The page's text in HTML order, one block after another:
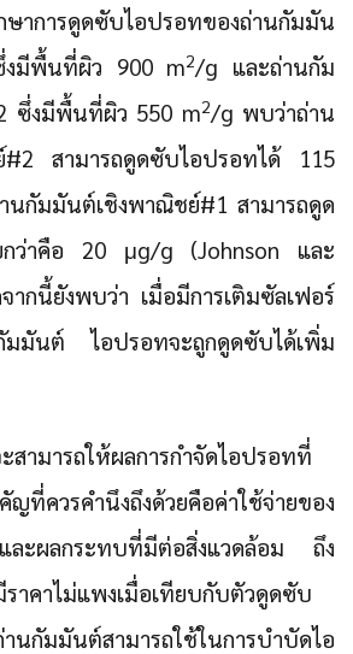
าการดูดซับไอปรอทของถ่านกัมมัน
มีพื้นที่ผิว 900 m2/g และถ่านกัม
ซึ่งมีพื้นที่ผิว 550 m2/g พบว่าถ่าน
สามารถดูดซับไอปรอทได้ 115
กัมมันต์เชิงพาณิชย์#1 สามารถดูด
กว่าคือ 20 μg/g (Johnson และ
กนี้ยังพบว่า เมื่อมีการเติมซัลเฟอร์
มมันต์ ไอปรอทจะถูกดูดซับได้เพิ่ม
ามารถให้ผลการกำจัดไอปรอทที่
ที่ควรคำนึงถึงด้วยคือค่าใช้จ่ายของ
ละผลกระทบที่มีต่อสิ่งแวดล้อม ถึง
าคาไม่แพงเมื่อเทียบกับตัวดูดซับ
มมันต์สามารถใช้ในการบำบัดไอ